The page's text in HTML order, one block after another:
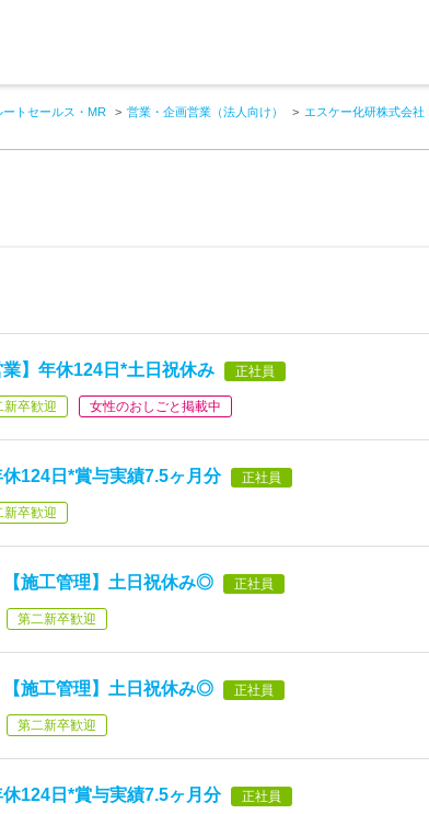
トセールス・MR 営業・企画営業（法人向け） エスケー化研株式会社
】年休124日*土日祝休み 正社員
新卒歓迎 女性のおしごと掲載中
124日*賞与実績7.5ヶ月分 正社員
新卒歓迎
【施工管理】土日祝休み◎ 正社員
第二新卒歓迎
【施工管理】土日祝休み◎ 正社員
第二新卒歓迎
124日*賞与実績7.5ヶ月分 正社員